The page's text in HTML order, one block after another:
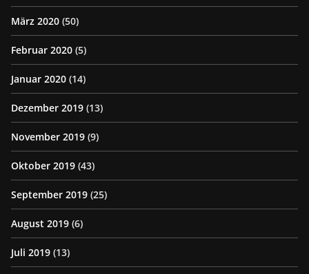
März 2020 (50)
Februar 2020 (5)
Januar 2020 (14)
Dezember 2019 (13)
November 2019 (9)
Oktober 2019 (43)
September 2019 (25)
August 2019 (6)
Juli 2019 (13)